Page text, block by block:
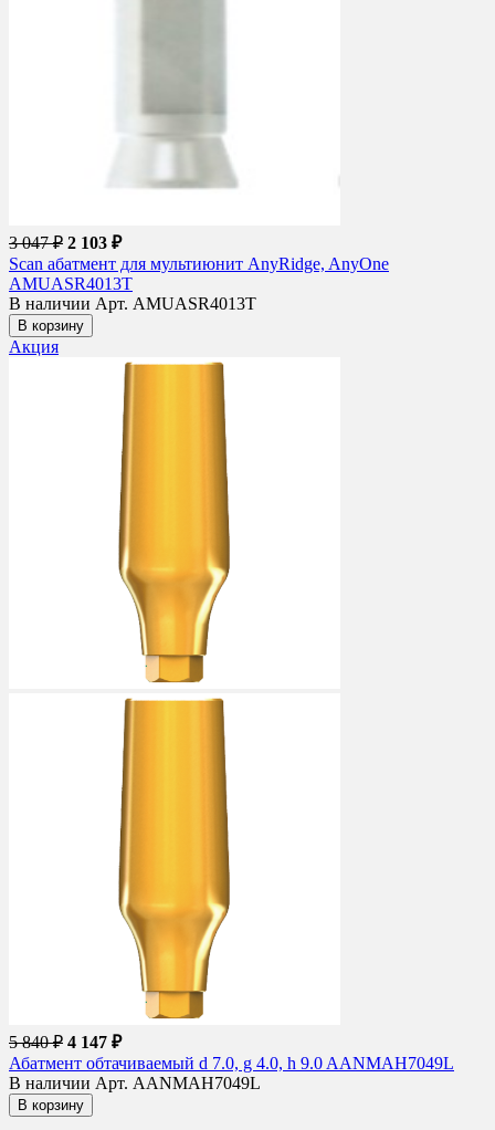
3 047 ₽ 2 103 ₽
Scan абатмент для мультиюнит AnyRidge, AnyOne
AMUASR4013T
В наличии Арт. AMUASR4013T
В корзину
Акция
5 840 ₽ 4 147 ₽
Абатмент обтачиваемый d 7.0, g 4.0, h 9.0 AANMAH7049L
В наличии Арт. AANMAH7049L
В корзину